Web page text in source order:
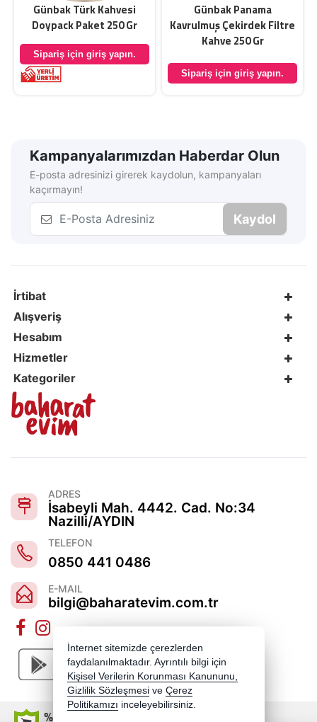
Günbak Türk Kahvesi
Doypack Paket 250 Gr
Sipariş için giriş yapın.
Günbak Panama
Kavrulmuş Çekirdek Filtre
Kahve 250 Gr
Sipariş için giriş yapın.
Kampanyalarımızdan Haberdar Olun
E-posta adresinizi girerek kaydolun, kampanyaları
kaçırmayın!
Kaydol
İrtibat
Alışveriş
Hesabım
Hizmetler
Kategoriler
ADRES
İsabeyli Mah. 4442. Cad. No:34
Nazilli/AYDIN
TELEFON
0850 441 0486
E-MAIL
bilgi@baharatevim.com.tr
İnternet sitemizde çerezlerden
faydalanılmaktadır. Ayrıntılı bilgi için
Kişisel Verilerin Korunması Kanununu,
Gizlilik Sözleşmesi ve Çerez
Politikamızı inceleyebilirsiniz.